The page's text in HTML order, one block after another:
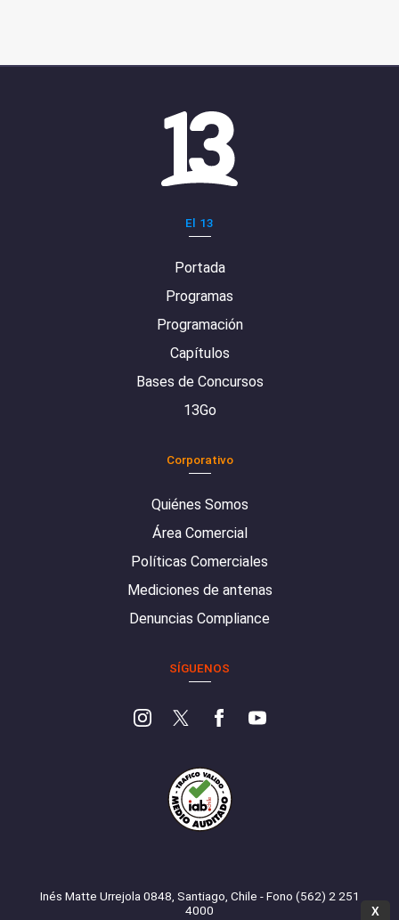
El 13
Portada
Programas
Programación
Capítulos
Bases de Concursos
13Go
Corporativo
Quiénes Somos
Área Comercial
Políticas Comerciales
Mediciones de antenas
Denuncias Compliance
SÍGUENOS
Inés Matte Urrejola 0848, Santiago, Chile - Fono (562) 2 251
4000
X